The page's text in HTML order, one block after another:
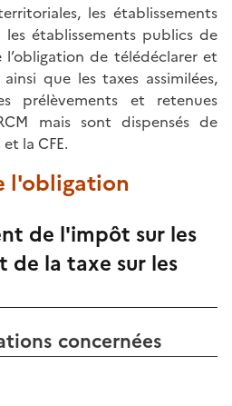
les établissements
établissements publics de
de télédéclarer et
que les taxes assimilées,
prélèvements et retenues
mais sont dispensés de
la CFE.
l'obligation
de l'impôt sur les
de la taxe sur les
concernées